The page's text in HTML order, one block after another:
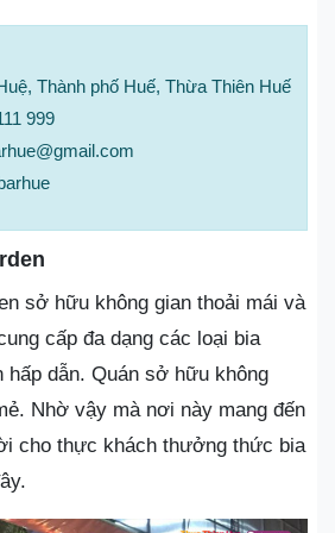
Thành phố Huế, Thừa Thiên Huế
999
sở hữu không gian thoải mái và
cấp đa dạng các loại bia
hấp dẫn. Quán sở hữu không
Nhờ vậy mà nơi này mang đến
cho thực khách thưởng thức bia